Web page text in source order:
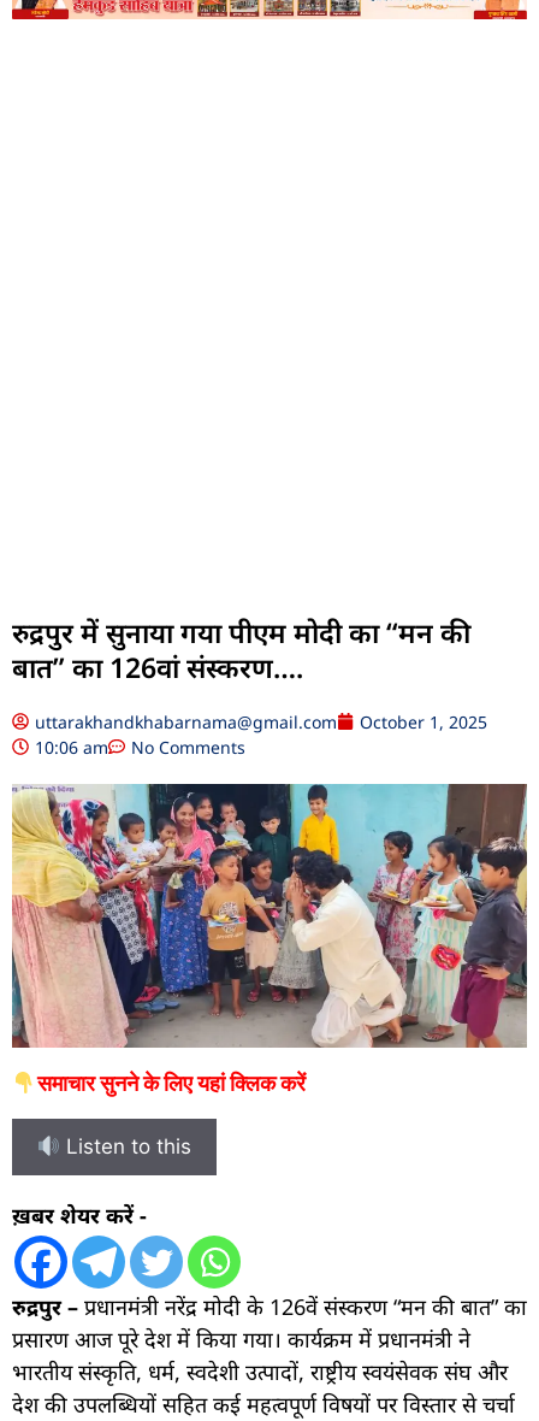
रुद्रपुर में सुनाया गया पीएम मोदी का “मन की
बात” का 126वां संस्करण….
uttarakhandkhabarnama@gmail.com
October 1, 2025
10:06 am
No Comments
समाचार सुनने के लिए यहां क्लिक करें
Listen to this
ख़बर शेयर करें -
रुद्रपुर – प्रधानमंत्री नरेंद्र मोदी के 126वें संस्करण “मन की बात” का
प्रसारण आज पूरे देश में किया गया। कार्यक्रम में प्रधानमंत्री ने
भारतीय संस्कृति, धर्म, स्वदेशी उत्पादों, राष्ट्रीय स्वयंसेवक संघ और
देश की उपलब्धियों सहित कई महत्वपूर्ण विषयों पर विस्तार से चर्चा